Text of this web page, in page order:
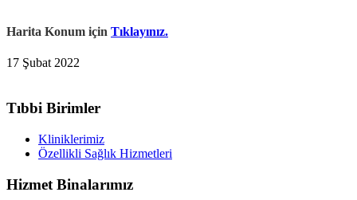
Harita Konum için Tıklayınız.
17 Şubat 2022
Tıbbi Birimler
Kliniklerimiz
Özellikli Sağlık Hizmetleri
Hizmet Binalarımız